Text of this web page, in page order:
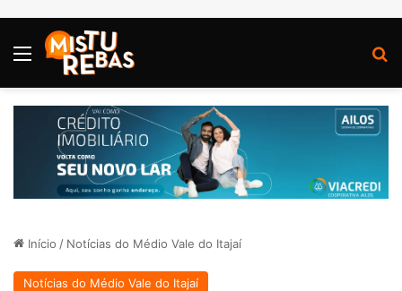
Menu
Início / Notícias do Médio Vale do Itajaí
Notícias do Médio Vale do Itajaí